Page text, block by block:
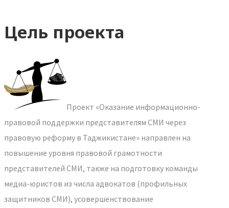
Цель проекта
Проект «Оказание информационно-
правовой поддержки представителям СМИ через
правовую реформу в Таджикистане» направлен на
повышение уровня правовой грамотности
представителей СМИ, также на подготовку команды
медиа-юристов из числа адвокатов (профильных
защитников СМИ), усовершенствование